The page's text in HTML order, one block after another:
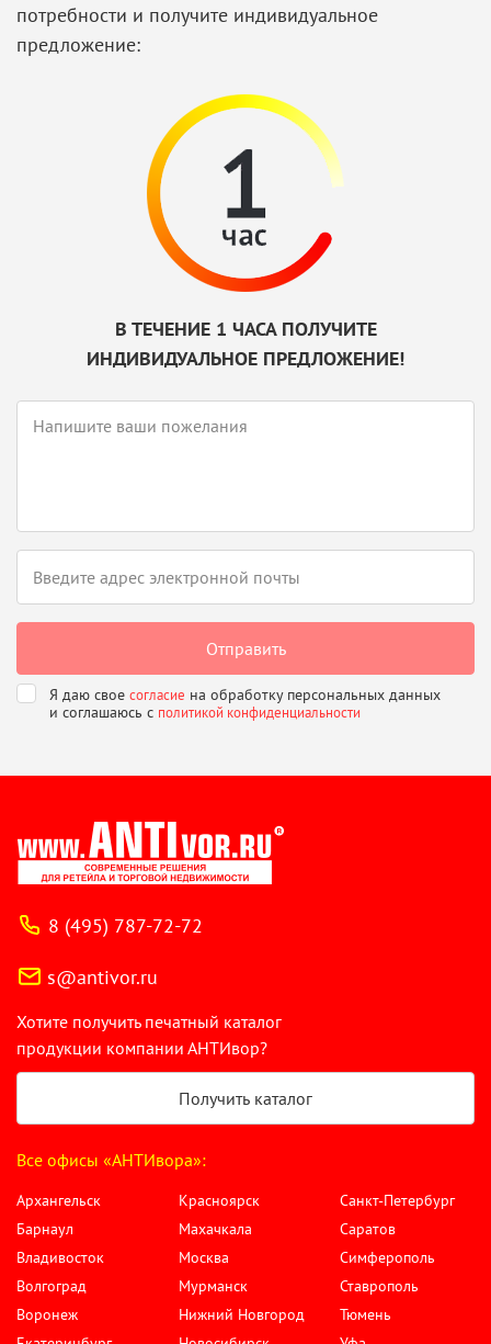
потребности и получите индивидуальное
предложение:
В ТЕЧЕНИЕ 1 ЧАСА ПОЛУЧИТЕ
ИНДИВИДУАЛЬНОЕ ПРЕДЛОЖЕНИЕ!
Я даю свое согласие на обработку персональных данных
и соглашаюсь с политикой конфиденциальности
8 (495) 787-72-72
s@antivor.ru
Хотите получить печатный каталог
продукции компании АНТИвор?
Получить каталог
Все офисы «АНТИвора»:
Архангельск
Барнаул
Владивосток
Волгоград
Воронеж
Красноярск
Махачкала
Москва
Мурманск
Нижний Новгород
Санкт-Петербург
Саратов
Симферополь
Ставрополь
Тюмень